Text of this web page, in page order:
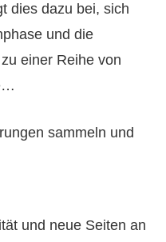
dies dazu bei, sich
und die
einer Reihe von
sammeln und
und neue Seiten an